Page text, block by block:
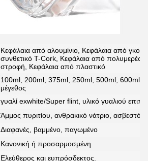
Κεφάλαια από αλουμίνιο, Κεφάλαια από
συνθετικό T-Cork, Κεφάλαια από πολυμερές
στροφή, Κεφάλαια από πλαστικό
100ml, 200ml, 375ml, 250ml, 500ml, 600ml,
μέγεθος
γυαλί exwhite/Super flint, υλικό γυαλιού
Άμμος πυριτίου, ανθρακικό νάτριο,
Διαφανές, βαμμένο, παγωμένο
Κανονική ή προσαρμοσμένη
Ελεύθερος και ευπρόσδεκτος.